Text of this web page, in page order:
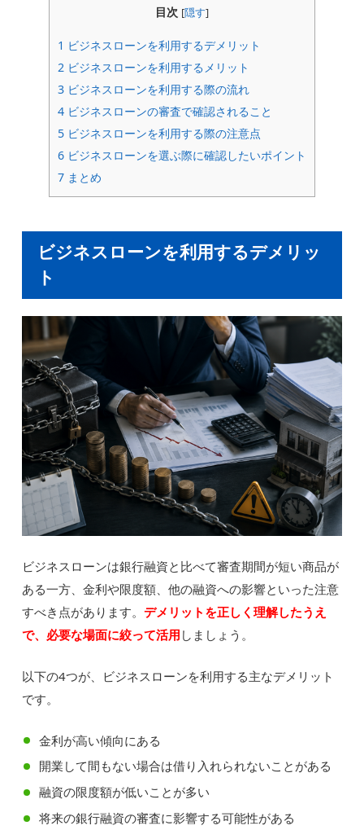
目次 [隠す]
1 ビジネスローンを利用するデメリット
2 ビジネスローンを利用するメリット
3 ビジネスローンを利用する際の流れ
4 ビジネスローンの審査で確認されること
5 ビジネスローンを利用する際の注意点
6 ビジネスローンを選ぶ際に確認したいポイント
7 まとめ
ビジネスローンを利用するデメリッ
ト
ビジネスローンは銀行融資と比べて審査期間が短い商品が
ある一方、金利や限度額、他の融資への影響といった注意
すべき点があります。デメリットを正しく理解したうえ
で、必要な場面に絞って活用 しましょう。
以下の4つが、ビジネスローンを利用する主なデメリット
です。
金利が高い傾向にある
開業して間もない場合は借り入れられないことがある
融資の限度額が低いことが多い
将来の銀行融資の審査に影響する可能性がある